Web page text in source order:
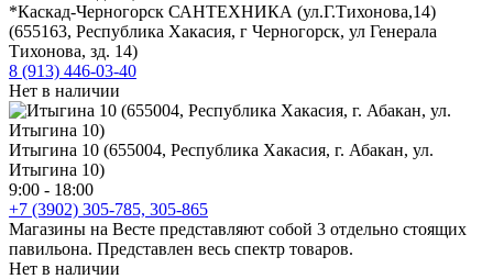
*Каскад-Черногорск САНТЕХНИКА (ул.Г.Тихонова,14)
(655163, Республика Хакасия, г Черногорск, ул Генерала
Тихонова, зд. 14)
8 (913) 446-03-40
Нет в наличии
Итыгина 10 (655004, Республика Хакасия, г. Абакан, ул.
Итыгина 10)
9:00 - 18:00
+7 (3902) 305-785, 305-865
Магазины на Весте представляют собой 3 отдельно стоящих
павильона. Представлен весь спектр товаров.
Нет в наличии